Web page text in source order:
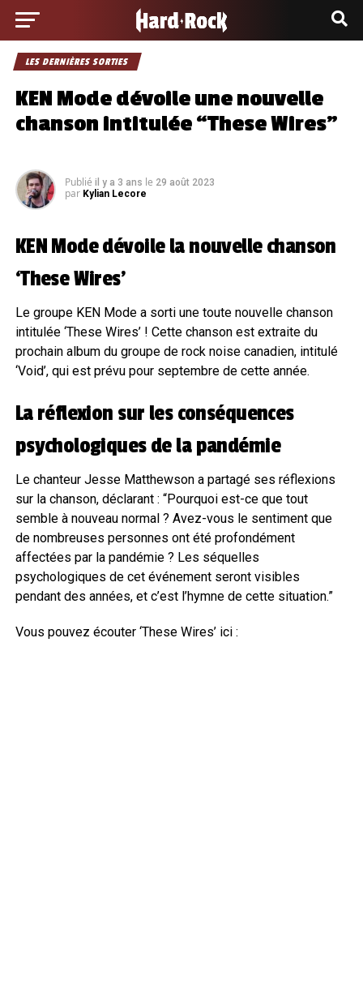
LES DERNIÈRES SORTIES
KEN Mode dévoile une nouvelle
chanson intitulée “These Wires”
Publié il y a 3 ans le 29 août 2023
par Kylian Lecore
KEN Mode dévoile la nouvelle chanson
‘These Wires’
Le groupe KEN Mode a sorti une toute nouvelle chanson
intitulée ‘These Wires’ ! Cette chanson est extraite du
prochain album du groupe de rock noise canadien, intitulé
‘Void’, qui est prévu pour septembre de cette année.
La réflexion sur les conséquences
psychologiques de la pandémie
Le chanteur Jesse Matthewson a partagé ses réflexions
sur la chanson, déclarant : “Pourquoi est-ce que tout
semble à nouveau normal ? Avez-vous le sentiment que
de nombreuses personnes ont été profondément
affectées par la pandémie ? Les séquelles
psychologiques de cet événement seront visibles
pendant des années, et c’est l’hymne de cette situation.”
Vous pouvez écouter ‘These Wires’ ici :